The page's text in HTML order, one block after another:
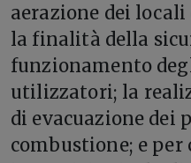
aerazione dei
la finalità della
funzionamento
utilizzatori; la
di evacuazione dei
combustione; e per